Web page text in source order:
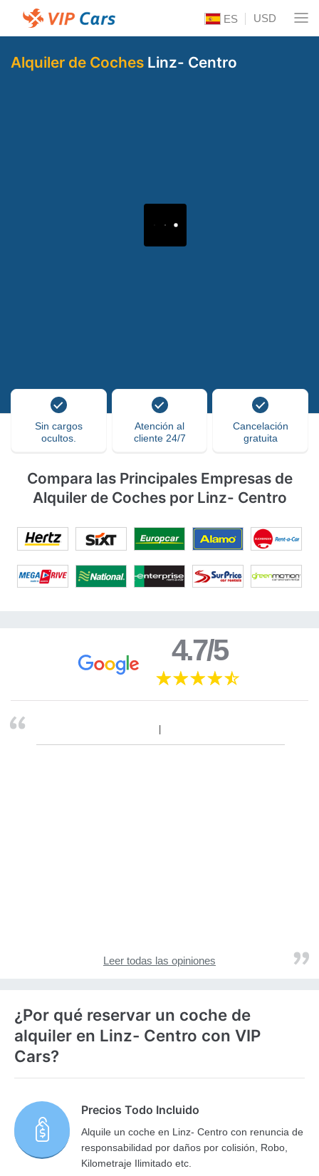
ES USD
Alquiler de Coches Linz- Centro
Sin cargos
ocultos.
Atención al
cliente 24/7
Cancelación
gratuita
Compara las Principales Empresas de
Alquiler de Coches por Linz- Centro
4.7/5
Leer todas las opiniones
¿Por qué reservar un coche de
alquiler en Linz- Centro con VIP
Cars?
Precios Todo Incluido
Alquile un coche en Linz- Centro con renuncia de
responsabilidad por daños por colisión, Robo,
Kilometraje Ilimitado etc.